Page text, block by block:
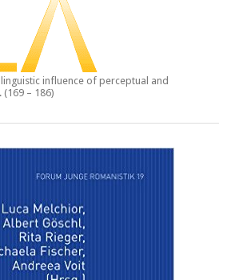
influence of perceptual and
(169 – 186)